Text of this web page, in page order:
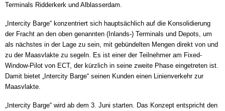
Terminals Ridderkerk und Alblasserdam.
„Intercity Barge“ konzentriert sich hauptsächlich auf die Konsolidierung
der Fracht an den oben genannten (Inlands-) Terminals und Depots, um
als nächstes in der Lage zu sein, mit gebündelten Mengen direkt von und
zu der Maasvlakte zu segeln. Es ist einer der Teilnehmer am Fixed-
Window-Pilot von ECT, der kürzlich in seine zweite Phase eingetreten ist.
Damit bietet „Intercity Barge“ seinen Kunden einen Linienverkehr zur
Maasvlakte.
„Intercity Barge“ wird ab dem 3. Juni starten. Das Konzept entspricht den